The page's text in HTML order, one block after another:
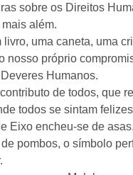
sobre os Direitos
além.
uma caneta, uma
nosso próprio
Humanos.
de todos, que
todos se sintam
Eixo encheu-se de
pombos, o símbolo